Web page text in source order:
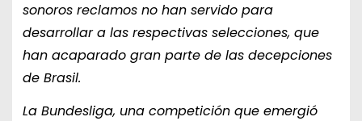
sonoros reclamos no han servido para
desarrollar a las respectivas selecciones, que
han acaparado gran parte de las decepciones
de Brasil.
La Bundesliga, una competición que emergió